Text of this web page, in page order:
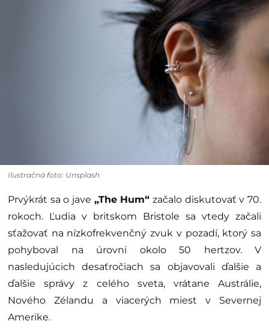
Ilustračná foto: Unsplash
Prvýkrát sa o jave „The Hum“ začalo diskutovať v 70.
rokoch. Ľudia v britskom Bristole sa vtedy začali
sťažovať na nízkofrekvenčný zvuk v pozadí, ktorý sa
pohyboval na úrovni okolo 50 hertzov. V
nasledujúcich desaťročiach sa objavovali ďalšie a
ďalšie správy z celého sveta, vrátane Austrálie,
Nového Zélandu a viacerých miest v Severnej
Amerike.